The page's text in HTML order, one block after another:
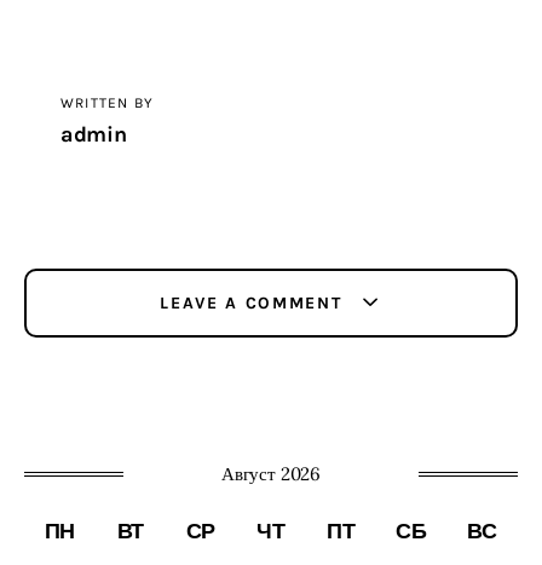
WRITTEN BY
admin
LEAVE A COMMENT
Август 2026
ПН ВТ СР ЧТ ПТ СБ ВС